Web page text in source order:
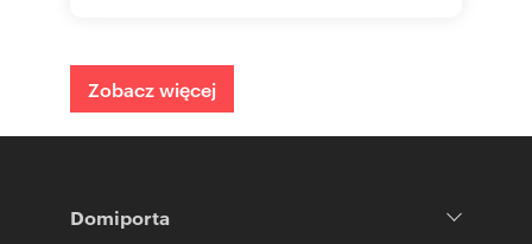
Zobacz więcej
Domiporta